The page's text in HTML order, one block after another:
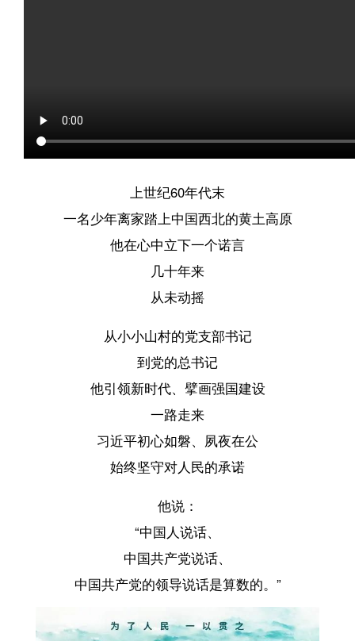
上世纪60年代末
一名少年离家踏上中国西北的黄土高原
他在心中立下一个诺言
几十年来
从未动摇
从小小山村的党支部书记
到党的总书记
他引领新时代、擘画强国建设
一路走来
习近平初心如磐、夙夜在公
始终坚守对人民的承诺
他说：
“中国人说话、
中国共产党说话、
中国共产党的领导说话是算数的。”